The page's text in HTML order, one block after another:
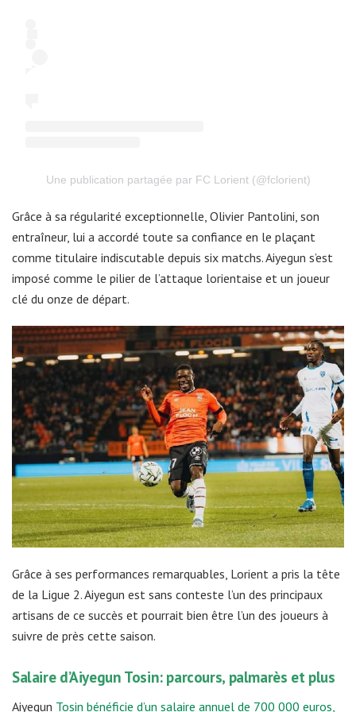
Une publication partagée par FC Lorient (@fclorient)
Grâce à sa régularité exceptionnelle, Olivier Pantolini, son
entraîneur, lui a accordé toute sa confiance en le plaçant
comme titulaire indiscutable depuis six matchs. Aiyegun s’est
imposé comme le pilier de l’attaque lorientaise et un joueur
clé du onze de départ.
Grâce à ses performances remarquables, Lorient a pris la tête
de la Ligue 2. Aiyegun est sans conteste l’un des principaux
artisans de ce succès et pourrait bien être l’un des joueurs à
suivre de près cette saison.
Salaire d’Aiyegun Tosin: parcours, palmarès et plus
Aiyegun Tosin bénéficie d’un salaire annuel de 700 000 euros,